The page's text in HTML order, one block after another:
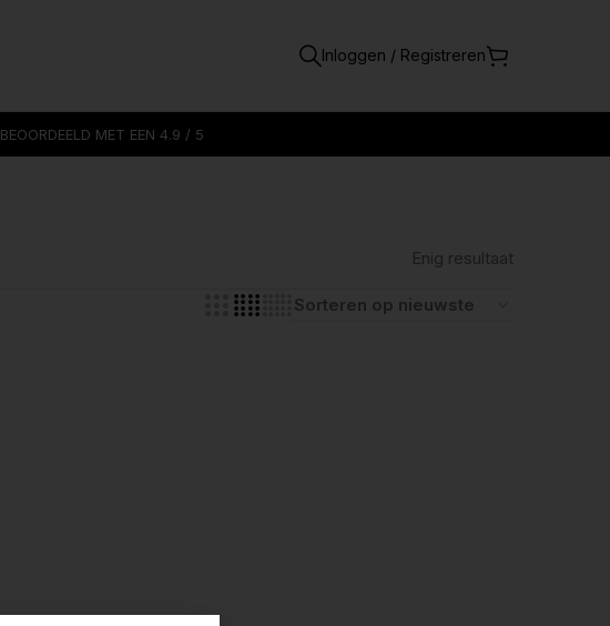
Inloggen / Registreren
BEOORDEELD MET EEN 4.9 / 5
Enig resultaat